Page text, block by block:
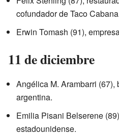
cofundador de Taco
Erwin Tomash (91),
11 de diciembre
Angélica M. Arambarri
argentina.
Emilia Pisani Belserene
estadounidense.